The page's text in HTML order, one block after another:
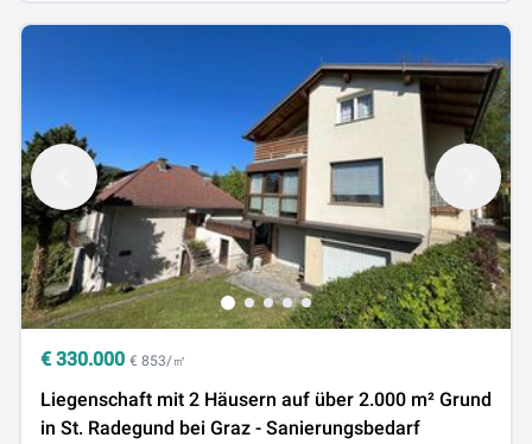
€ 330.000 € 853/㎡
Liegenschaft mit 2 Häusern auf über 2.000 m² Grund
in St. Radegund bei Graz - Sanierungsbedarf